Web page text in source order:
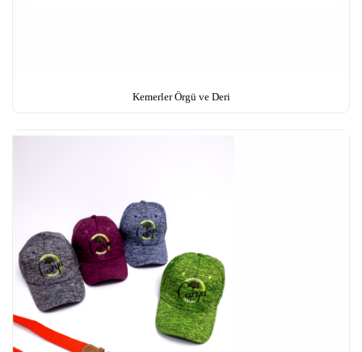
Kemerler Örgü ve Deri